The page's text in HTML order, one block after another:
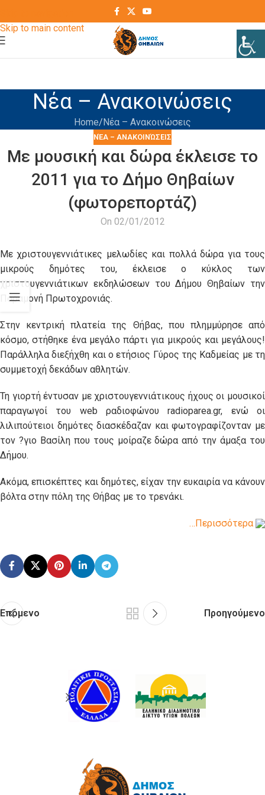
Skip to main content
Νέα – Ανακοινώσεις
Home Νέα – Ανακοινώσεις
ΝΈΑ – ΑΝΑΚΟΙΝΏΣΕΙΣ
Με μουσική και δώρα έκλεισε το
2011 για το Δήμο Θηβαίων
(φωτορεπορτάζ)
On 02/01/2012
Με χριστουγεννιάτικες μελωδίες και πολλά δώρα για τους
μικρούς δημότες του, έκλεισε ο κύκλος των
χριστουγεννιάτικων εκδηλώσεων του Δήμου Θηβαίων την
Παραμονή Πρωτοχρονιάς.
Στην κεντρική πλατεία της Θήβας, που πλημμύρησε από
κόσμο, στήθηκε ένα μεγάλο πάρτι για μικρούς και μεγάλους!
Παράλληλα διεξήχθη και ο ετήσιος Γύρος της Καδμείας με τη
συμμετοχή δεκάδων αθλητών.
Τη γιορτή έντυσαν με χριστουγεννιάτικους ήχους οι μουσικοί
παραγωγοί του web ραδιοφώνου radioparea.gr, ενώ οι
λιλιπούτειοι δημότες διασκέδαζαν και φωτογραφίζονταν με
τον ?γιο Βασίλη που τους μοίραζε δώρα από την άμαξα του
Δήμου.
Ακόμα, επισκέπτες και δημότες, είχαν την ευκαιρία να κάνουν
βόλτα στην πόλη της Θήβας με το τρενάκι.
…Περισσότερα
Επόμενο Προηγούμενο